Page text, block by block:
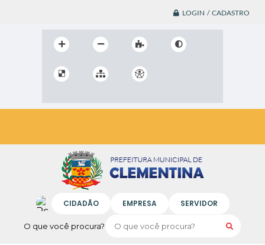
LOGIN / CADASTRO
O que você procura?
CIDADÃO EMPRESA SERVIDOR